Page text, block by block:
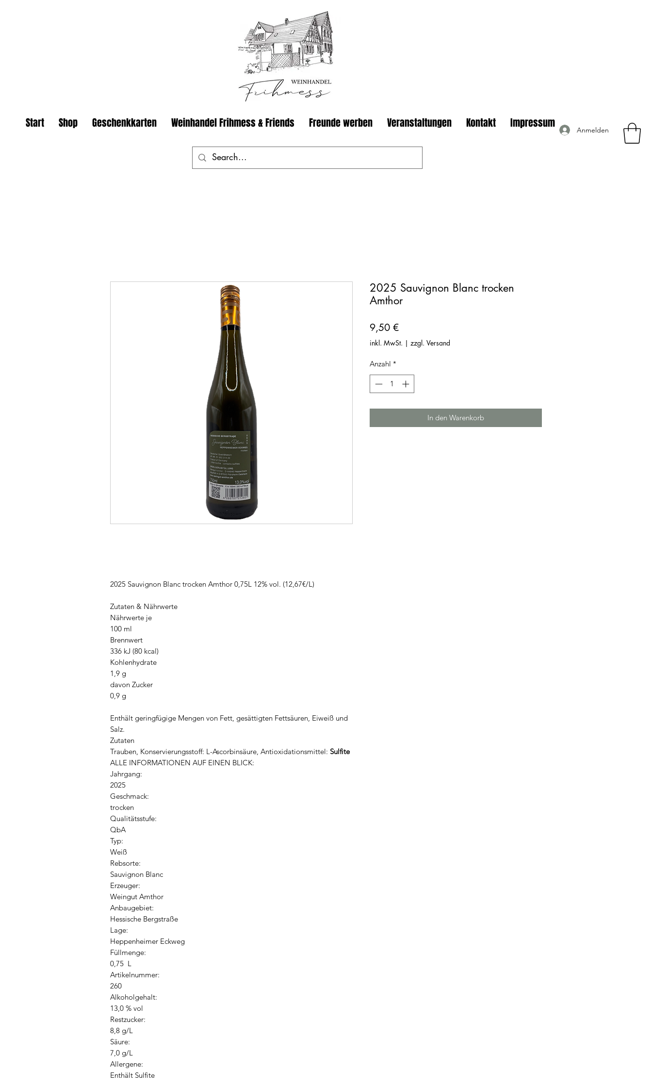
Start Shop Geschenkkarten Weinhandel Frihmess & Friends Freunde werben Veranstaltungen Kontakt Impressum Anmelden
2025 Sauvignon Blanc trocken Amthor 0,75L 12% vol. (12,67€/L)
Zutaten & Nährwerte
Nährwerte je
100 ml
Brennwert
336 kJ (80 kcal)
Kohlenhydrate
1,9 g
davon Zucker
0,9 g
Enthält geringfügige Mengen von Fett, gesättigten Fettsäuren, Eiweiß und
Salz.
Zutaten
Trauben, Konservierungsstoff: L-Ascorbinsäure, Antioxidationsmittel: Sulfite
ALLE INFORMATIONEN AUF EINEN BLICK:
Jahrgang:
2025
Geschmack:
trocken
Qualitätsstufe:
QbA
Typ:
Weiß
Rebsorte:
Sauvignon Blanc
Erzeuger:
Weingut Amthor
Anbaugebiet:
Hessische Bergstraße
Lage:
Heppenheimer Eckweg
Füllmenge:
0,75 L
Artikelnummer:
260
Alkoholgehalt:
13,0 % vol
Restzucker:
8,8 g/L
Säure:
7,0 g/L
Allergene:
Enthält Sulfite
2025 Sauvignon Blanc trocken
Amthor
9,50 €Preis
inkl. MwSt. | zzgl. Versand
Anzahl *
In den Warenkorb